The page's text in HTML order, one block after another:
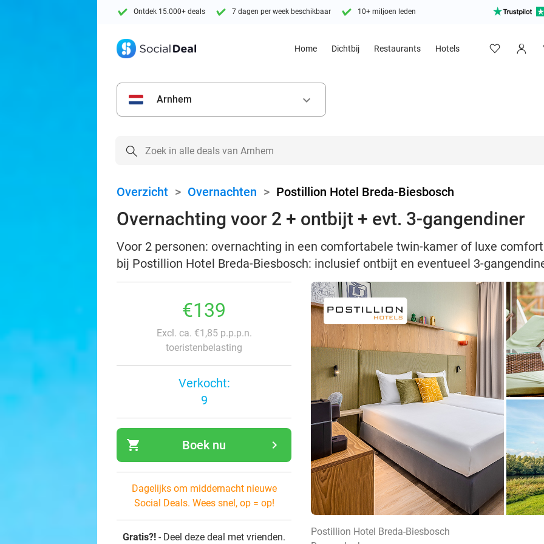
Ontdek 15.000+ deals 7 dagen per week beschikbaar 10+ miljoen leden
Home Dichtbij Restaurants Hotels
Arnhem keyboard_arrow_down
Overzicht > Overnachten > Postillion Hotel Breda-Biesbosch
Overnachting voor 2 + ontbijt + evt. 3-gangendiner
Voor 2 personen: overnachting in een comfortabele twin-kamer of luxe
bij Postillion Hotel Breda-Biesbosch: inclusief ontbijt en eventueel 3-
€139
Excl. ca. €1,85 p.p.p.n.
toeristenbelasting
Verkocht:
9
shopping_cart navigate_next
Boek nu
Dagelijks om middernacht nieuwe
Social Deals. Wees snel, op = op!
Gratis?! - Deel deze deal met vrienden.
Postillion Hotel Breda-Biesbosch